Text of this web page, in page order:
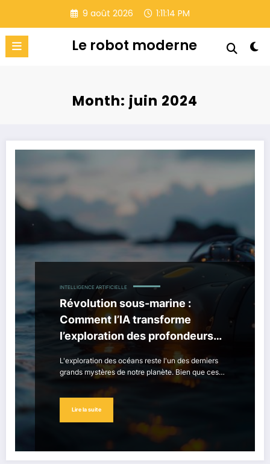
contenu
9 août 2026 1:11:15 PM
Le robot moderne
Month: juin 2024
INTELLIGENCE ARTIFICIELLE
Révolution sous-marine :
Comment l’IA transforme
l’exploration des profondeurs
océaniques
L'exploration des océans reste l'un des derniers
grands mystères de notre planète. Bien que ces…
Lire la suite